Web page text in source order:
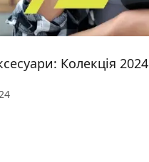
Колекція 2024